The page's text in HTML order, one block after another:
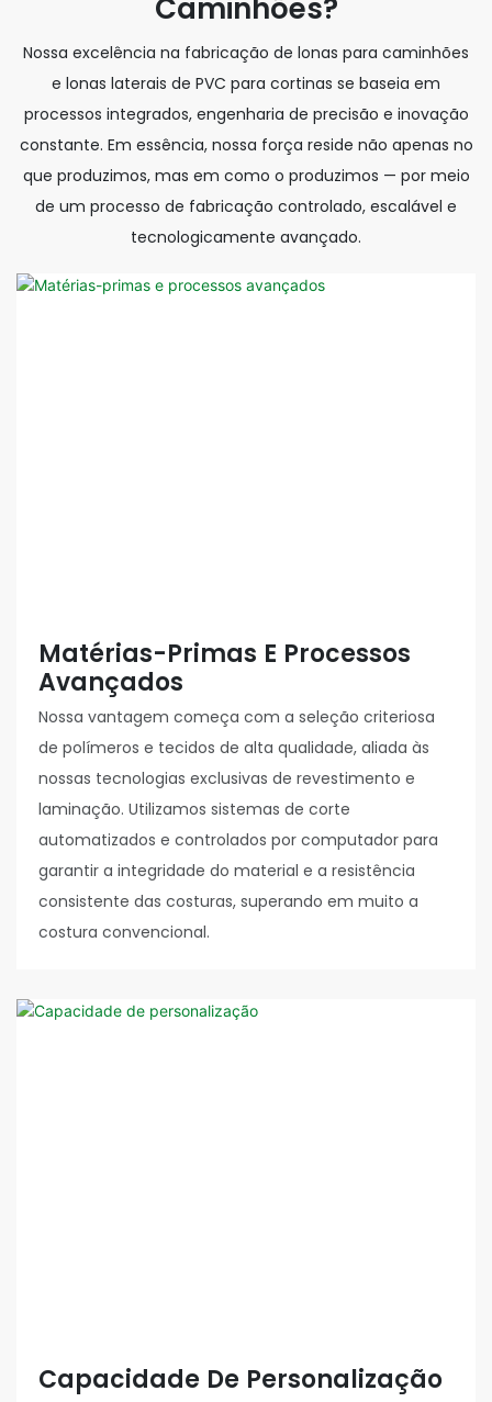
Caminhões?
Nossa excelência na fabricação de lonas para caminhões
e lonas laterais de PVC para cortinas se baseia em
processos integrados, engenharia de precisão e inovação
constante. Em essência, nossa força reside não apenas no
que produzimos, mas em como o produzimos — por meio
de um processo de fabricação controlado, escalável e
tecnologicamente avançado.
Matérias-Primas E Processos
Avançados
Nossa vantagem começa com a seleção criteriosa
de polímeros e tecidos de alta qualidade, aliada às
nossas tecnologias exclusivas de revestimento e
laminação. Utilizamos sistemas de corte
automatizados e controlados por computador para
garantir a integridade do material e a resistência
consistente das costuras, superando em muito a
costura convencional.
Capacidade De Personalização